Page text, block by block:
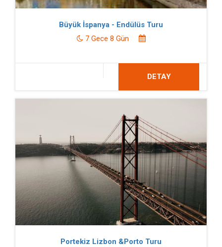
Büyük İspanya - Endülüs Turu
7 Gece 8 Gün
DETAY
Portekiz Lizbon &Porto Turu